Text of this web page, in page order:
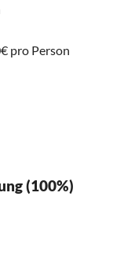
pro Person
(100%)